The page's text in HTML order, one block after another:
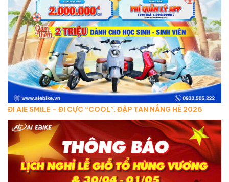
ĐI AIE SMILE – ĐI CỰC “COOL”, ĐẬP TAN NẮNG HÈ 2026